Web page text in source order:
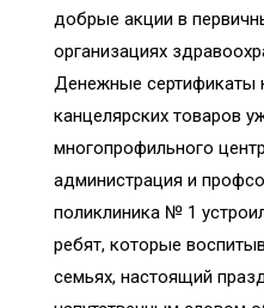
добрые акции в
организациях
Денежные сертификаты
канцелярских товаров
многопрофильного
администрация и
поликлиника № 1
ребят, которые
семьях, настоящий